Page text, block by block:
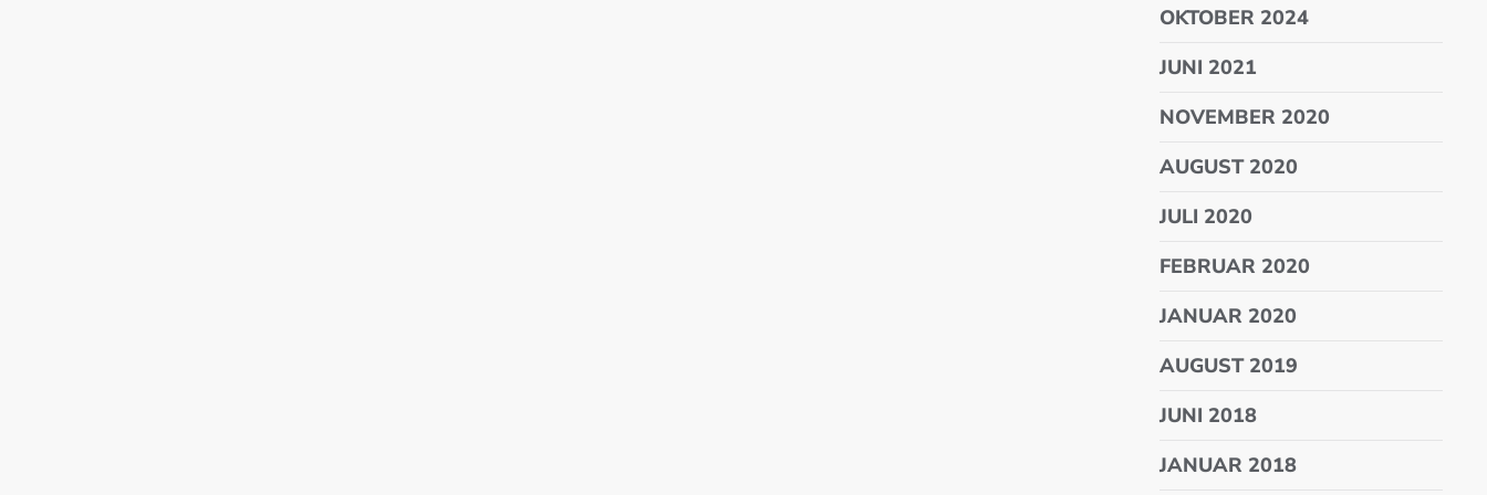
OKTOBER 2024
JUNI 2021
NOVEMBER 2020
AUGUST 2020
JULI 2020
FEBRUAR 2020
JANUAR 2020
AUGUST 2019
JUNI 2018
JANUAR 2018